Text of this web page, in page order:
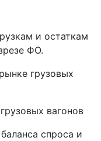
и остаткам
ФО.
грузовых
вагонов
спроса и